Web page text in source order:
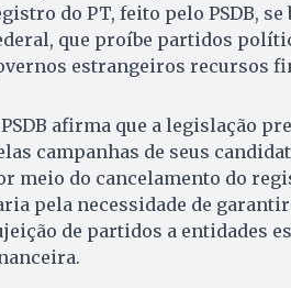
do PT, feito pelo PSDB,
que proíbe partidos
estrangeiros recursos
PSDB afirma que a legislação
campanhas de seus
meio do cancelamento do
pela necessidade de
de partidos a entidades